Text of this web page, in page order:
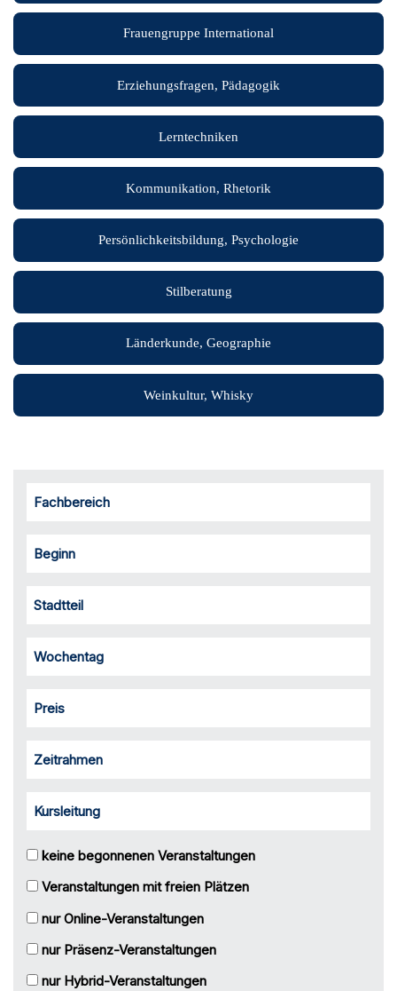
Frauengruppe International
Erziehungsfragen, Pädagogik
Lerntechniken
Kommunikation, Rhetorik
Persönlichkeitsbildung, Psychologie
Stilberatung
Länderkunde, Geographie
Weinkultur, Whisky
Fachbereich
Beginn
Stadtteil
Wochentag
Preis
Zeitrahmen
Kursleitung
keine begonnenen Veranstaltungen
Veranstaltungen mit freien Plätzen
nur Online-Veranstaltungen
nur Präsenz-Veranstaltungen
nur Hybrid-Veranstaltungen